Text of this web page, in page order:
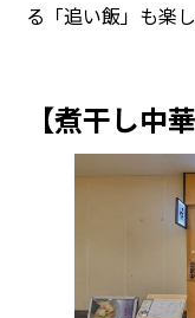
る「追い飯」も楽し
【煮干し中